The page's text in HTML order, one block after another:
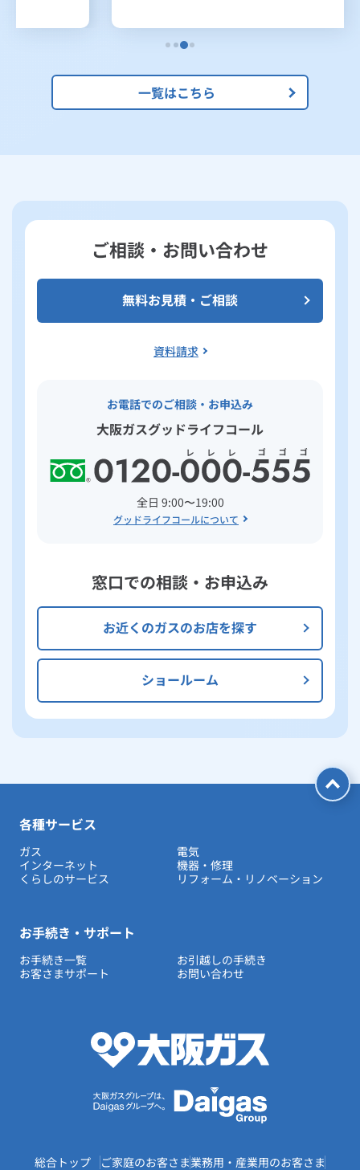
一覧はこちら
ご相談・お問い合わせ
無料お見積・ご相談
資料請求
お電話でのご相談・お申込み
大阪ガスグッドライフコール
全日 9:00〜19:00
グッドライフコールについて
窓口での相談・お申込み
お近くのガスのお店を探す
ショールーム
各種サービス
ガス
電気
インターネット
機器・修理
くらしのサービス
リフォーム・リノベーション
お手続き・サポート
お手続き一覧
お引越しの手続き
お客さまサポート
お問い合わせ
総合トップ ご家庭のお客さま業務用・産業用のお客さま